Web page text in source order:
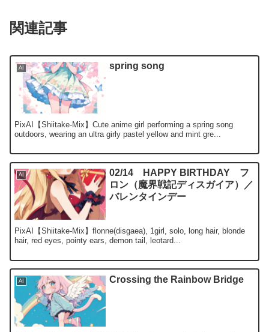
関連記事
AI spring song
PixAI【Shiitake-Mix】Cute anime girl performing a spring song
outdoors, wearing an ultra girly pastel yellow and mint gre...
AI
02/14 HAPPY BIRTHDAY フ
ロン（魔界戦記ディスガイア）／
バレンタインデー
PixAI【Shiitake-Mix】flonne(disgaea), 1girl, solo, long hair, blonde
hair, red eyes, pointy ears, demon tail, leotard...
AI Crossing the Rainbow Bridge